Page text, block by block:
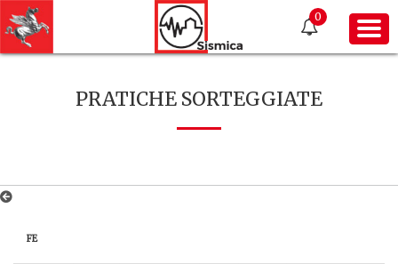
0
PRATICHE SORTEGGIATE
FE